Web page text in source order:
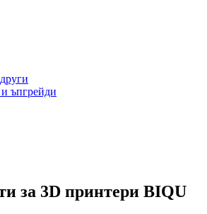
ъпгрейди
за 3D принтери BIQU